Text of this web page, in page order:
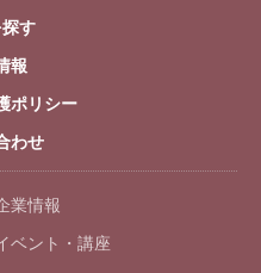
探す
報
ポリシー
わせ
業情報
ベント・講座